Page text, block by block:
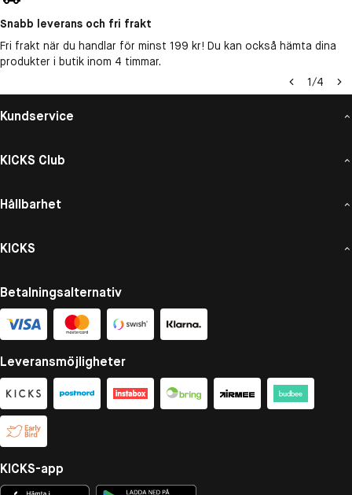
Snabb leverans och fri frakt
Fri frakt när du handlar för minst 199 kr! Du kan också hämta dina
produkter i butik inom 4 timmar.
1/4
Kundservice
KICKS Club
Hållbarhet
KICKS
Betalningsalternativ
Leveransmöjligheter
KICKS-app